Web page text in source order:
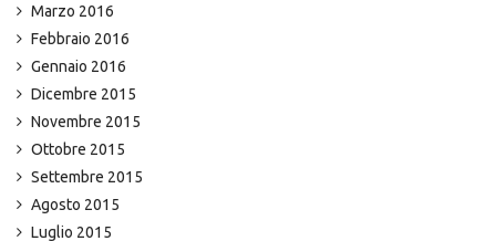
Marzo 2016
Febbraio 2016
Gennaio 2016
Dicembre 2015
Novembre 2015
Ottobre 2015
Settembre 2015
Agosto 2015
Luglio 2015